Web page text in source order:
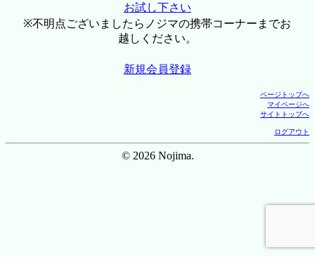
お試し下さい
※不明点ございましたらノジマの携帯コーナーまでお
越しください。
新規会員登録
ページトップへ
マイページへ
サイトトップへ
ログアウト
© 2026 Nojima.